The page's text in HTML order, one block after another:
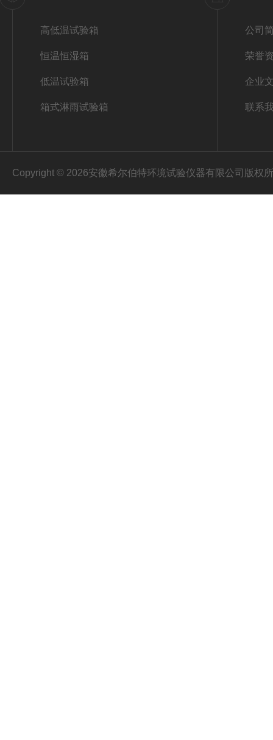
高低温试验箱
恒温恒湿箱
低温试验箱
箱式淋雨试验箱
公司
荣誉
企业
联系
Copyright © 2026安徽希尔伯特环境试验仪器有限公司版